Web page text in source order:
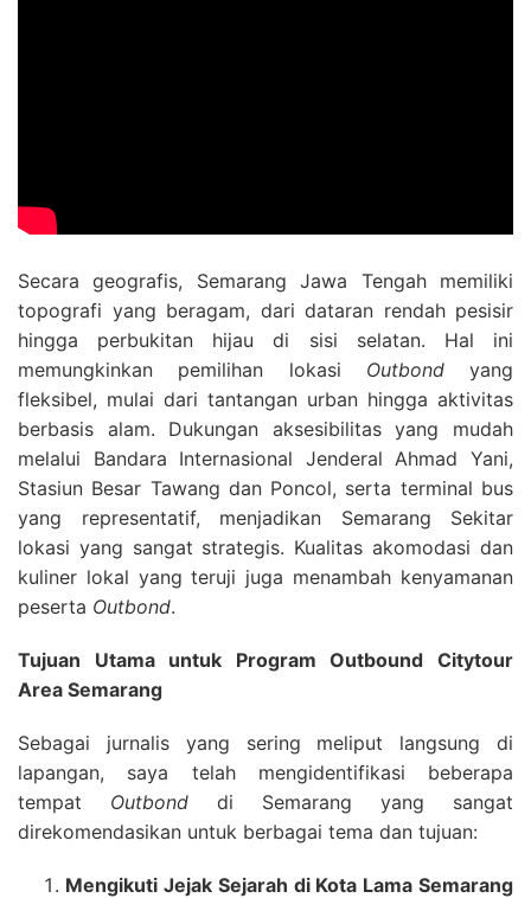
Secara geografis, Semarang Jawa Tengah memiliki
topografi yang beragam, dari dataran rendah pesisir
hingga perbukitan hijau di sisi selatan. Hal ini
memungkinkan pemilihan lokasi Outbondyang
fleksibel, mulai dari tantangan urban hingga aktivitas
berbasis alam. Dukungan aksesibilitas yang mudah
melalui Bandara Internasional Jenderal Ahmad Yani,
Stasiun Besar Tawang dan Poncol, serta terminal bus
yang representatif, menjadikan Semarang Sekitar
lokasi yang sangat strategis. Kualitas akomodasi dan
kuliner lokal yang teruji juga menambah kenyamanan
peserta Outbond.
Tujuan Utama untuk Program Outbound Citytour
Area Semarang
Sebagai jurnalis yang sering meliput langsung di
lapangan, saya telah mengidentifikasi beberapa
tempat Outbond di Semarang yang sangat
direkomendasikan untuk berbagai tema dan tujuan:
Mengikuti Jejak Sejarah di Kota Lama Semarang